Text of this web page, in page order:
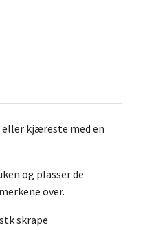
eller kjæreste med en
og plasser de
over.
skrape